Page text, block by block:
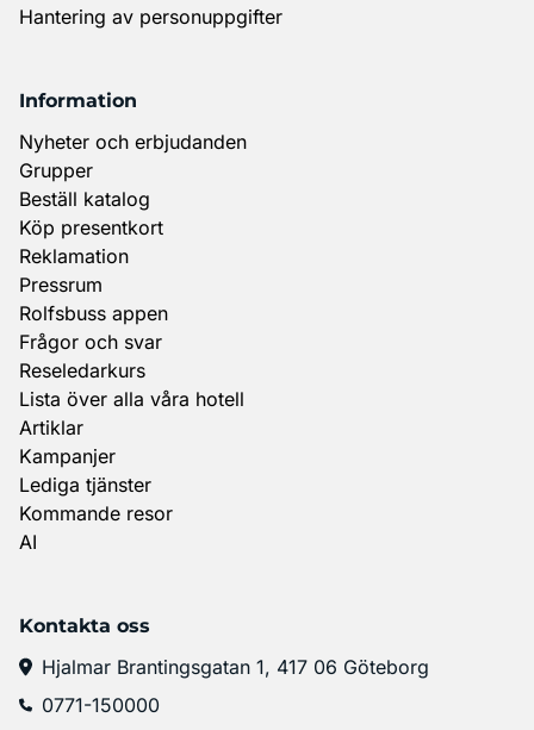
Hantering av personuppgifter
Information
Nyheter och erbjudanden
Grupper
Beställ katalog
Köp presentkort
Reklamation
Pressrum
Rolfsbuss appen
Frågor och svar
Reseledarkurs
Lista över alla våra hotell
Artiklar
Kampanjer
Lediga tjänster
Kommande resor
AI
Kontakta oss
Hjalmar Brantingsgatan 1, 417 06 Göteborg
0771-150000